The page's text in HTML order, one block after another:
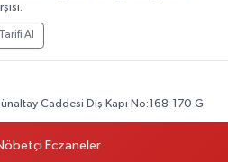
Al
Caddesi Dış Kapı No:168-170 G
Al Eczaneler